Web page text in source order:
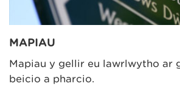
MAPIAU
Mapiau y gellir eu lawrlwytho ar
beicio a pharcio.